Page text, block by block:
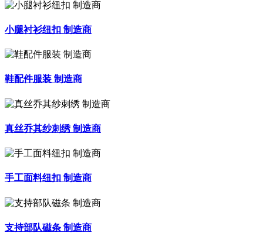
小腿衬衫纽扣 制造商
鞋配件服装 制造商
真丝乔其纱刺绣 制造商
手工面料纽扣 制造商
支持部队磁条 制造商